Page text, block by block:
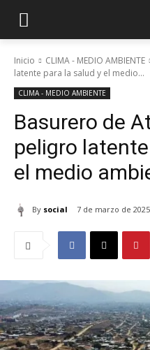
Inicio CLIMA - MEDIO AMBIENTE
latente para la salud y el medio...
CLIMA - MEDIO AMBIENTE
Basurero de
peligro
el medio
By social 7 de marzo de 2025